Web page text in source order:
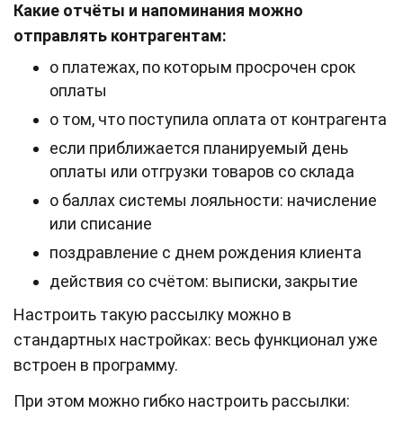
Какие отчёты и напоминания можно
отправлять контрагентам:
о платежах, по которым просрочен срок
оплаты
о том, что поступила оплата от контрагента
если приближается планируемый день
оплаты или отгрузки товаров со склада
о баллах системы лояльности: начисление
или списание
поздравление с днем рождения клиента
действия со счётом: выписки, закрытие
Настроить такую рассылку можно в
стандартных настройках: весь функционал уже
встроен в программу.
При этом можно гибко настроить рассылки: